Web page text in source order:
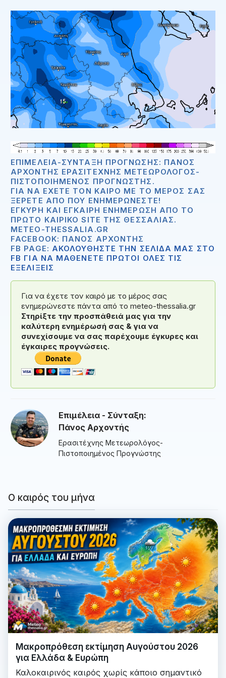
ΕΠΙΜΈΛΕΙΑ-ΣΎΝΤΑΞΗ ΠΡΌΓΝΩΣΗΣ: ΠΆΝΟΣ
ΑΡΧΟΝΤΉΣ ΕΡΑΣΙΤΈΧΝΗΣ ΜΕΤΕΩΡΟΛΌΓΟΣ-
ΠΙΣΤΟΠΟΙΗΜΈΝΟΣ ΠΡΟΓΝΏΣΤΗΣ.
ΓΙΑ ΝΑ ΈΧΕΤΕ ΤΟΝ ΚΑΙΡΌ ΜΕ ΤΟ ΜΈΡΟΣ ΣΑΣ
ΞΈΡΕΤΕ ΑΠΟ ΠΟΥ ΕΝΗΜΕΡΏΝΕΣΤΕ!
ΈΓΚΥΡΗ ΚΑΙ ΈΓΚΑΙΡΗ ΕΝΗΜΈΡΩΣΗ ΑΠΟ ΤΟ
ΠΡΏΤΟ ΚΑΙΡΙΚΌ SITE ΤΗΣ ΘΕΣΣΑΛΊΑΣ.
METEO-THESSALIA.GR
FACEBOOK: ΠΆΝΟΣ ΑΡΧΟΝΤΉΣ
FB PAGE: ΑΚΟΛΟΥΘΗΣΤΕ ΤΗΝ ΣΕΛΙΔΑ ΜΑΣ ΣΤΟ
FB ΓΙΑ ΝΑ ΜΑΘΕΝΕΤΕ ΠΡΩΤΟΙ ΟΛΕΣ ΤΙΣ
ΕΞΕΛΙΞΕΙΣ
Για να έχετε τον καιρό με το μέρος σας
ενημερώνεστε πάντα από το meteo-thessalia.gr
Στηρίξτε την προσπάθειά μας για την
καλύτερη ενημέρωσή σας & για να
συνεχίσουμε να σας παρέχουμε έγκυρες και
έγκαιρες προγνώσεις.
Επιμέλεια - Σύνταξη:
Πάνος Αρχοντής
Ερασιτέχνης Μετεωρολόγος-
Πιστοποιημένος Προγνώστης
Ο καιρός του μήνα
Μακροπρόθεση εκτίμηση Αυγούστου 2026
για Ελλάδα & Ευρώπη
Καλοκαιρινός καιρός χωρίς κάποιο σημαντικό